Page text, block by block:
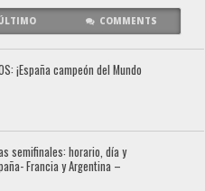
COMMENTS
¡España campeón del Mundo
semifinales: horario, día y
Francia y Argentina –